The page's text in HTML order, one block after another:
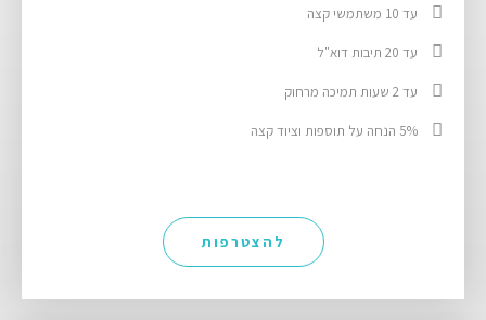
עד 10 משתמשי קצה
עד 20 תיבות דוא"ל
עד 2 שעות תמיכה מרחוק
5% הנחה על תוספות וציוד קצה
להצטרפות